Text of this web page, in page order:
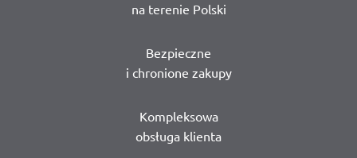
na terenie Polski
Bezpieczne
i chronione zakupy
Kompleksowa
obsługa klienta